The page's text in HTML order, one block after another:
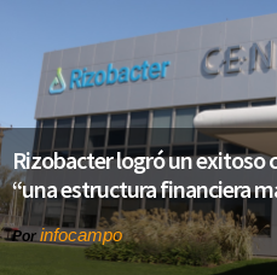
Rizobacter logró un exitoso
“una estructura financiera
Por infocampo